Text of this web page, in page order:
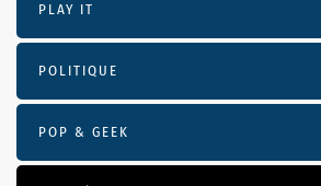
PLAY IT
POLITIQUE
POP & GEEK